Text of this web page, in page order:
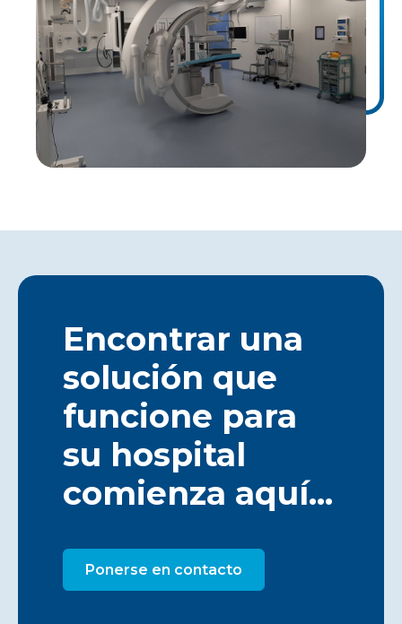
Encontrar una
solución que
funcione para
su hospital
comienza aquí...
Ponerse en contacto